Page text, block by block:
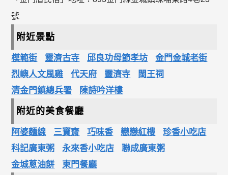
號
附近景點
模範街 靈濟古寺 邱良功母節孝坊
金門金城老街
烈嶼人文風雞
代天府 靈濟寺
閩王祠
清金門鎮總兵署
陳詩吟洋樓
附近的美食餐廳
阿婆麵線 三寶齋 巧味香 戀戀紅樓
珍香小吃店
科記廣東粥
永來香小吃店
聯成廣東粥
金城蔥油餅
東門餐廳